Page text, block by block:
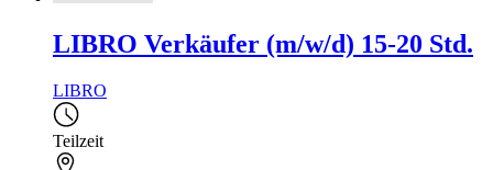
LIBRO Verkäufer (m/w/d) 15-20 Std.
LIBRO
Teilzeit